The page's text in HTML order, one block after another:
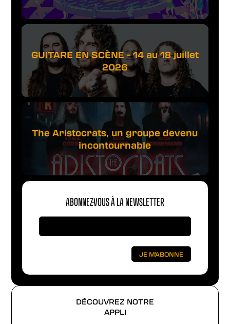
DÉCOUVREZ NOTRE
APPLI
GUITARE EN SCÈNE - 14 au 18 juillet
2026
The Aristocrats, un groupe devenu
incontournable
ABONNEZ-VOUS À LA NEWSLETTER